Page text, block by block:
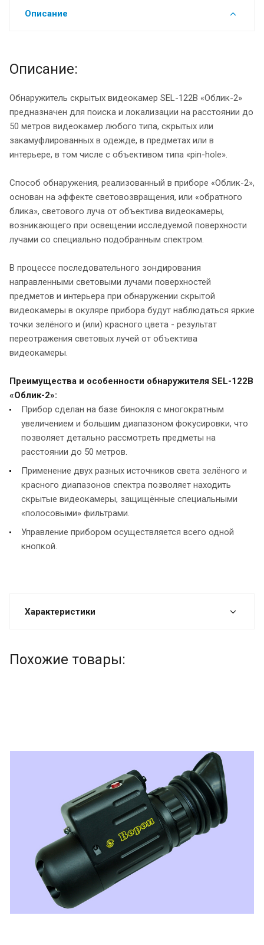
Описание
Описание:
Обнаружитель скрытых видеокамер SEL-122B «Облик-2»
предназначен для поиска и локализации на расстоянии до
50 метров видеокамер любого типа, скрытых или
закамуфлированных в одежде, в предметах или в
интерьере, в том числе с объективом типа «pin-hole».
Способ обнаружения, реализованный в приборе «Облик-2»,
основан на эффекте световозвращения, или «обратного
блика», светового луча от объектива видеокамеры,
возникающего при освещении исследуемой поверхности
лучами со специально подобранным спектром.
В процессе последовательного зондирования
направленными световыми лучами поверхностей
предметов и интерьера при обнаружении скрытой
видеокамеры в окуляре прибора будут наблюдаться яркие
точки зелёного и (или) красного цвета - результат
переотражения световых лучей от объектива
видеокамеры.
Преимущества и особенности обнаружителя SEL-122B
«Облик-2»:
Прибор сделан на базе бинокля с многократным
увеличением и большим диапазоном фокусировки, что
позволяет детально рассмотреть предметы на
расстоянии до 50 метров.
Применение двух разных источников света зелёного и
красного диапазонов спектра позволяет находить
скрытые видеокамеры, защищённые специальными
«полосовыми» фильтрами.
Управление прибором осуществляется всего одной
кнопкой.
Характеристики
Похожие товары: